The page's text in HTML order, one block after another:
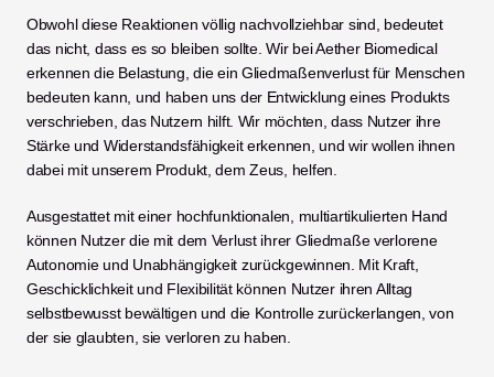
Obwohl diese Reaktionen völlig nachvollziehbar sind, bedeutet
das nicht, dass es so bleiben sollte. Wir bei Aether Biomedical
erkennen die Belastung, die ein Gliedmaßenverlust für Menschen
bedeuten kann, und haben uns der Entwicklung eines Produkts
verschrieben, das Nutzern hilft. Wir möchten, dass Nutzer ihre
Stärke und Widerstandsfähigkeit erkennen, und wir wollen ihnen
dabei mit unserem Produkt, dem Zeus, helfen.
Ausgestattet mit einer hochfunktionalen, multiartikulierten Hand
können Nutzer die mit dem Verlust ihrer Gliedmaße verlorene
Autonomie und Unabhängigkeit zurückgewinnen. Mit Kraft,
Geschicklichkeit und Flexibilität können Nutzer ihren Alltag
selbstbewusst bewältigen und die Kontrolle zurückerlangen, von
der sie glaubten, sie verloren zu haben.